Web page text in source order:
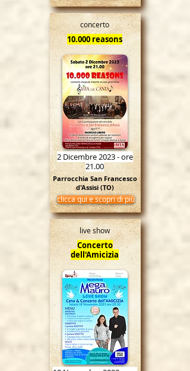
concerto
10.000 reasons
2 Dicembre 2023 - ore
21.00
Parrocchia San Francesco
d'Assisi (TO)
clicca qui e scopri di più
live show
Concerto
dell'Amicizia